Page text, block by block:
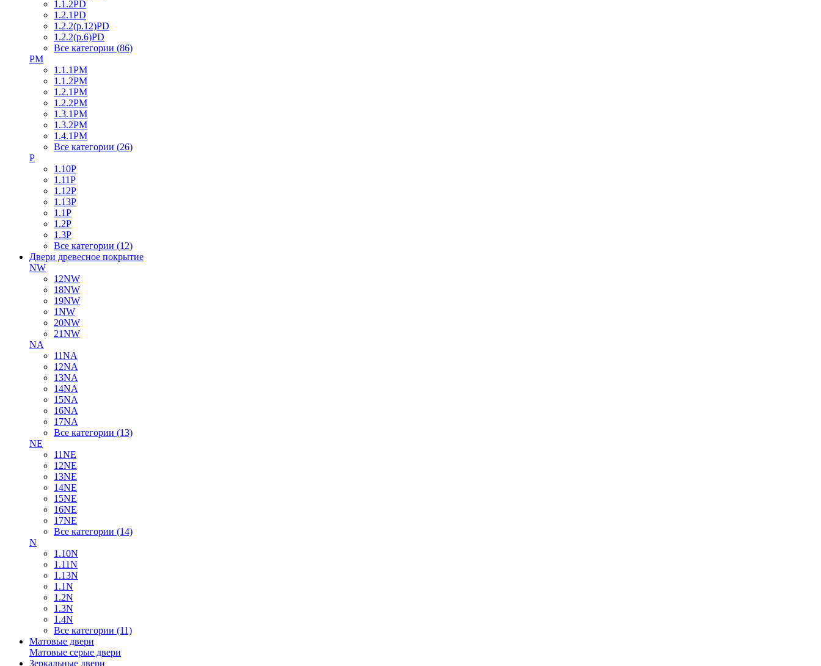
1.1.2PD
1.2.1PD
1.2.2(р.12)PD
1.2.2(р.6)PD
Все категории (86)
PM
1.1.1PM
1.1.2PM
1.2.1PM
1.2.2PM
1.3.1PM
1.3.2PM
1.4.1PM
Все категории (26)
P
1.10P
1.11P
1.12P
1.13P
1.1P
1.2P
1.3P
Все категории (12)
Двери древесное покрытие
NW
12NW
18NW
19NW
1NW
20NW
21NW
NA
11NA
12NA
13NA
14NA
15NA
16NA
17NA
Все категории (13)
NE
11NE
12NE
13NE
14NE
15NE
16NE
17NE
Все категории (14)
N
1.10N
1.11N
1.13N
1.1N
1.2N
1.3N
1.4N
Все категории (11)
Матовые двери
Матовые серые двери
Зеркальные двери